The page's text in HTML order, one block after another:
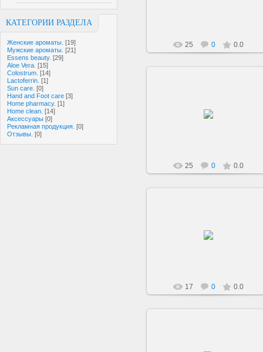
КАТЕГОРИИ РАЗДЕЛА
Женские ароматы. [19]
Мужские ароматы. [21]
Essens beauty. [29]
Aloe Vera. [15]
Colostrum. [14]
Lactoferrin. [1]
Sun care. [0]
Hand and Foot care [3]
Home pharmacy. [1]
Home clean. [14]
Аксессуары [0]
Рекламная продукция. [0]
Отзывы. [0]
25 0 0.0
25 0 0.0
17 0 0.0